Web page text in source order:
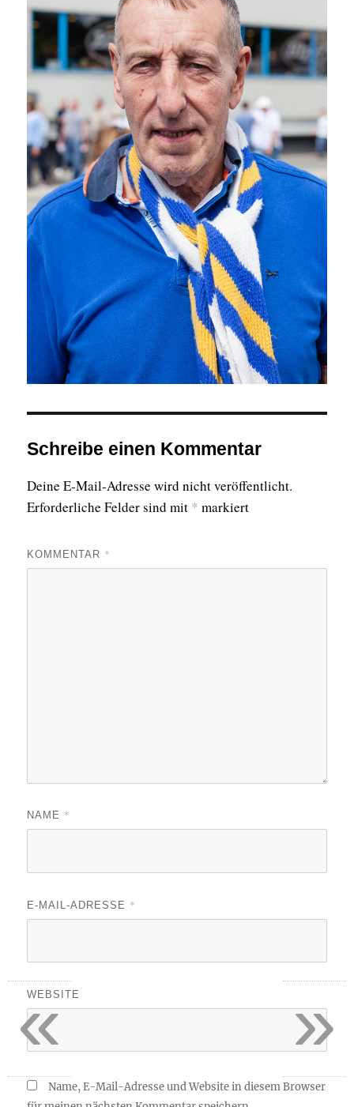
Schreibe einen Kommentar
Deine E-Mail-Adresse wird nicht veröffentlicht.
Erforderliche Felder sind mit * markiert
KOMMENTAR *
NAME *
E-MAIL-ADRESSE *
WEBSITE
Name, E-Mail-Adresse und Website in diesem Browser
»
«